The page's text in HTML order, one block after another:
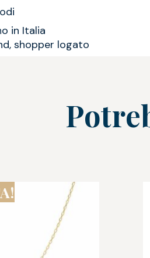
in Italia
shopper logato